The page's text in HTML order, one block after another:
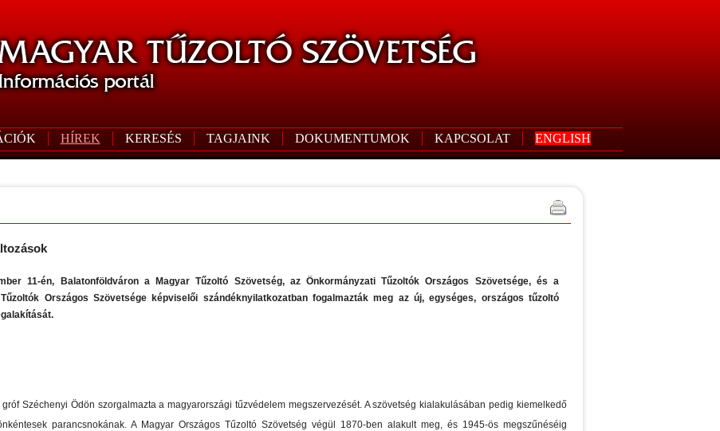
HÍREK KERESÉS TAGJAINK DOKUMENTUMOK KAPCSOLAT ENGLISH
11-én, Balatonföldváron a Magyar Tűzoltó Szövetség, az Önkormányzati Tűzoltók Országos Szövetsége, és a
Országos Szövetsége képviselői szándéknyilatkozatban fogalmazták meg az új, egységes, országos tűzoltó
Széchenyi Ödön szorgalmazta a magyarországi tűzvédelem megszervezését. A szövetség kialakulásában pedig kiemelkedő
parancsnokának. A Magyar Országos Tűzoltó Szövetség végül 1870-ben alakult meg, és 1945-ös megszűnéséig